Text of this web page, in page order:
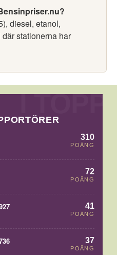
diesel, etanol,
stationerna har
310
POÄNG
72
POÄNG
41
POÄNG
37
POÄNG